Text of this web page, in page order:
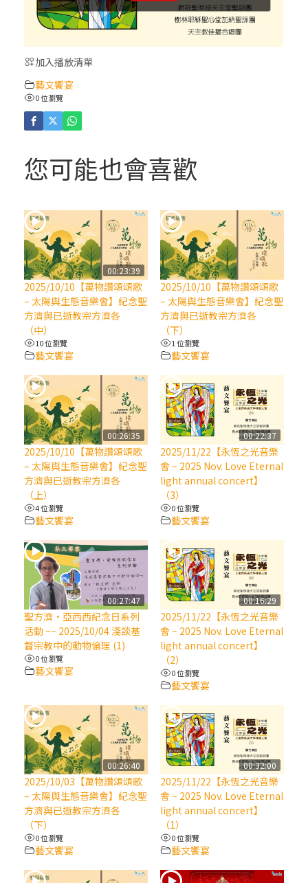
【信仰之旅】第十集：「逾越奧蹟」— 錢玲
珠老師
(5)黃敏正主教帶你做「四旬期避靜」—【逾
人相遇
(2)黃敏正主教帶你做「四旬期避靜」—【逾
越的智慧】：七項齋戒的意義與益處
【信仰之旅】第九集：「如果你的痛苦比快
樂多」—歐義明神父 / 應芝莉老師
(1)黃敏正主教帶你做「四旬期避靜」—【逾
有」
【信仰之旅】第八集：「耶穌為什麼降生到
人世」—高樂祈修女
2025/10/10【萬物讚頌頌歌 – 太陽與生態音
樂會】紀念聖方濟與已逝教宗方濟各（中）
2025/10/10【萬物讚頌頌歌 – 太陽與生態音
樂會】紀念聖方濟與已逝教宗方濟各（下）
2025/10/10【萬物讚頌頌歌 – 太陽與生態音
樂會】紀念聖方濟與已逝教宗方濟各（上）
(9完結)黃敏正主教帶你做【將臨期避靜】—
匝凱的「新生命」：利他與內化
(8)黃敏正主教帶你做【將臨期避靜】—耶穌
降生成人與人同在＝「厄瑪努爾」
(7)黃敏正主教帶你做【將臨期避靜】—耶穌
降生人間，需要人的「接納」
(6)黃敏正主教帶你做【將臨期避靜】—「馬
槽」═「謙卑」
(5)黃敏正主教帶你做【將臨期避靜】—「福
傳」：講耶穌的故事
加入播放清單
藝文饗宴
0 位瀏覽
您可能也會喜歡
00:23:39
2025/10/10【萬物讚頌頌歌
– 太陽與生態音樂會】紀念聖
方濟與已逝教宗方濟各
（中）
10 位瀏覽
藝文饗宴
2025/10/10【萬物讚頌頌歌
– 太陽與生態音樂會】紀念聖
方濟與已逝教宗方濟各
（下）
1 位瀏覽
藝文饗宴
00:26:35
2025/10/10【萬物讚頌頌歌
– 太陽與生態音樂會】紀念聖
方濟與已逝教宗方濟各
（上）
4 位瀏覽
藝文饗宴
00:22:37
2025/11/22【永恆之光音樂
會 ~ 2025 Nov. Love Eternal
light annual concert】
（3）
0 位瀏覽
藝文饗宴
00:27:47
聖方濟·亞西西紀念日系列
活動 ~~ 2025/10/04 淺談基
督宗教中的動物倫理 (1)
0 位瀏覽
藝文饗宴
00:16:29
2025/11/22【永恆之光音樂
會 ~ 2025 Nov. Love Eternal
light annual concert】
（2）
0 位瀏覽
藝文饗宴
00:26:40
2025/10/03【萬物讚頌頌歌
– 太陽與生態音樂會】紀念聖
方濟與已逝教宗方濟各
（下）
0 位瀏覽
藝文饗宴
00:32:00
2025/11/22【永恆之光音樂
會 ~ 2025 Nov. Love Eternal
light annual concert】
（1）
0 位瀏覽
藝文饗宴